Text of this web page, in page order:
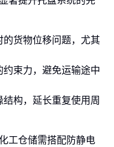
的货物位移问题，尤其
束力，避免运输途中
构，延长重复使用周
工仓储需搭配防静电